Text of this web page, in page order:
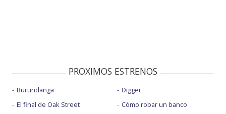
PROXIMOS ESTRENOS
Burundanga
El final de Oak Street
Digger
Cómo robar un banco